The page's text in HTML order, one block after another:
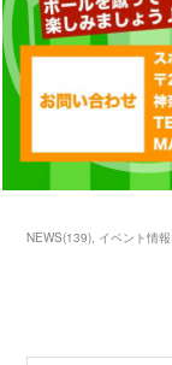
NEWS(139) イベント情報